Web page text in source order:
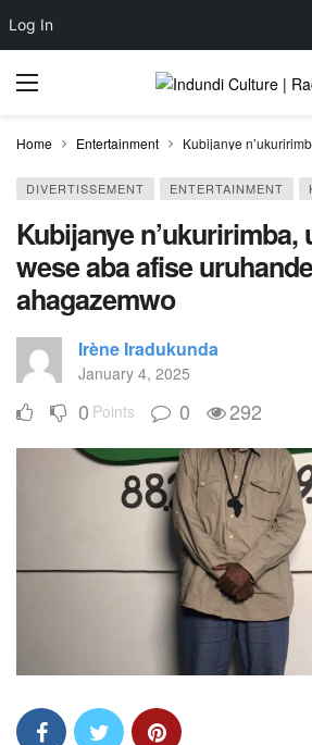
Log In
Home Entertainment Kubijanye
DIVERTISSEMENT ENTERTAINMENT
Kubijanye
wese aba afise uruhande
ahagazemwo
Irène Iradukunda
January 4, 2025
0 Points 0 292